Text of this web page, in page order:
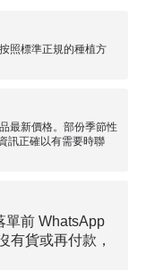
照標準正規的種植方
最新價格。部份季節性
訊正確以有需要時聯
單前 WhatsApp
有貨或再付款，